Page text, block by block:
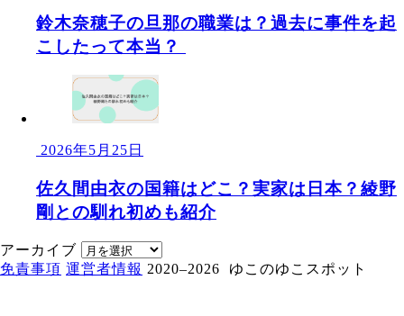
鈴木奈穂子の旦那の職業は？過去に事件を起
こしたって本当？
2026年5月25日
佐久間由衣の国籍はどこ？実家は日本？綾野
剛との馴れ初めも紹介
アーカイブ
免責事項 運営者情報 2020–2026 ゆこのゆこスポット